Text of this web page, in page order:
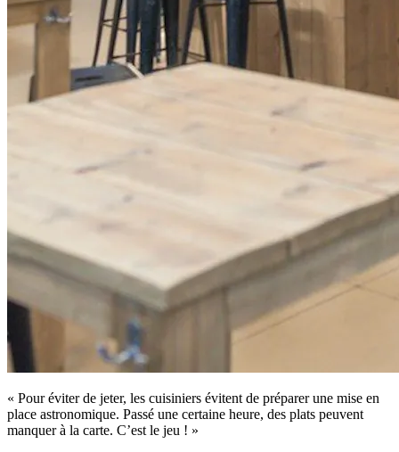
« Pour éviter de jeter, les cuisiniers évitent de préparer une mise en
place astronomique. Passé une certaine heure, des plats peuvent
manquer à la carte. C’est le jeu ! »